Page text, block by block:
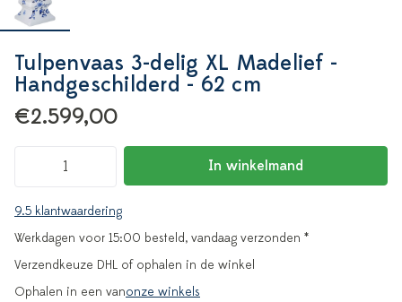
Tulpenvaas 3-delig XL Madelief -
Handgeschilderd - 62 cm
€2.599,00
In winkelmand
9.5 klantwaardering
Werkdagen voor 15:00 besteld, vandaag verzonden *
Verzendkeuze DHL of ophalen in de winkel
Ophalen in een vanonze winkels